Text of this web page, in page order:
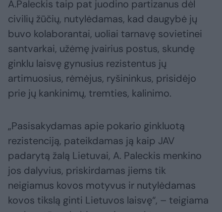
A.Paleckis taip pat juodino partizanus dėl
civilių žūčių, nutylėdamas, kad daugybė jų
buvo kolaborantai, uoliai tarnavę sovietinei
santvarkai, užėmę įvairius postus, skundę
ginklu laisvę gynusius rezistentus jų
artimuosius, rėmėjus, ryšininkus, prisidėjo
prie jų kankinimų, tremties, kalinimo.
„Pasisakydamas apie pokario ginkluotą
rezistenciją, pateikdamas ją kaip JAV
padarytą žalą Lietuvai, A. Paleckis menkino
jos dalyvius, priskirdamas jiems tik
neigiamus kovos motyvus ir nutylėdamas
kovos tikslą ginti Lietuvos laisvę“, – teigiama